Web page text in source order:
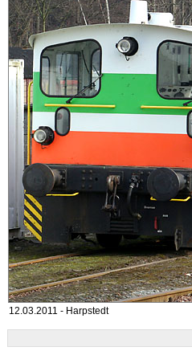
12.03.2011 - Harpstedt